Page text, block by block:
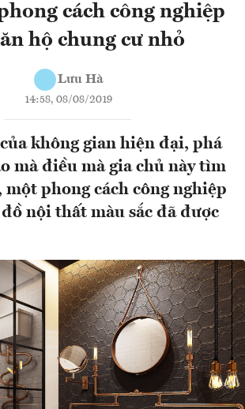
cách công nghiệp
hộ chung cư nhỏ
Lưu Hà
14:58, 08/08/2019
không gian hiện đại, phá
mà điều mà gia chủ này tìm
phong cách công nghiệp
nội thất màu sắc đã được